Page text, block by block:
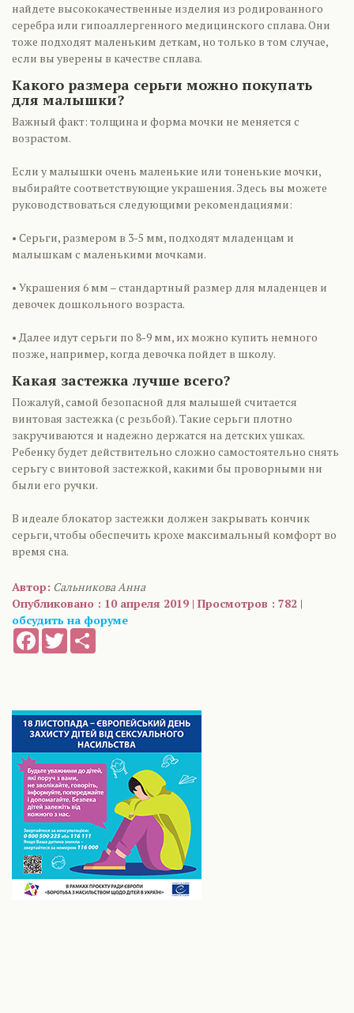
найдете высококачественные изделия из родированного
серебра или гипоаллергенного медицинского сплава. Они
тоже подходят маленьким деткам, но только в том случае,
если вы уверены в качестве сплава.
Какого размера серьги можно покупать
для малышки?
Важный факт: толщина и форма мочки не меняется с
возрастом.
Если у малышки очень маленькие или тоненькие мочки,
выбирайте соответствующие украшения. Здесь вы можете
руководствоваться следующими рекомендациями:
• Серьги, размером в 3-5 мм, подходят младенцам и
малышкам с маленькими мочками.
• Украшения 6 мм – стандартный размер для младенцев и
девочек дошкольного возраста.
• Далее идут серьги по 8-9 мм, их можно купить немного
позже, например, когда девочка пойдет в школу.
Какая застежка лучше всего?
Пожалуй, самой безопасной для малышей считается
винтовая застежка (с резьбой). Такие серьги плотно
закручиваются и надежно держатся на детских ушках.
Ребенку будет действительно сложно самостоятельно снять
серьгу с винтовой застежкой, какими бы проворными ни
были его ручки.
В идеале блокатор застежки должен закрывать кончик
серьги, чтобы обеспечить крохе максимальный комфорт во
время сна.
Автор: Сальникова Анна
Опубликовано : 10 апреля 2019 | Просмотров : 782 |
обсудить на форуме
FacebookTwitter